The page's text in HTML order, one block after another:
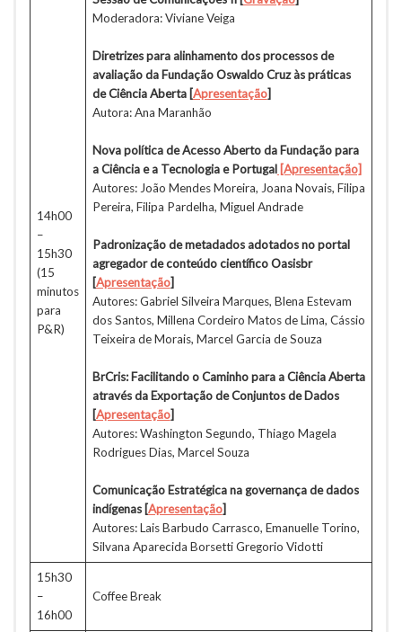
14h00
–
15h30
(15
minutos
para
P&R)
Moderadora: Viviane Veiga
Diretrizes para alinhamento dos processos de
avaliação da Fundação Oswaldo Cruz às práticas
de Ciência Aberta [Apresentação]
Autora: Ana Maranhão
Nova política de Acesso Aberto da Fundação para
a Ciência e a Tecnologia e Portugal[Apresentação]
Autores: João Mendes Moreira, Joana Novais, Filipa
Pereira, Filipa Pardelha, Miguel Andrade
Padronização de metadados adotados no portal
agregador de conteúdo científico Oasisbr
[Apresentação]
Autores: Gabriel Silveira Marques, Blena Estevam
dos Santos, Millena Cordeiro Matos de Lima, Cássio
Teixeira de Morais, Marcel Garcia de Souza
BrCris: Facilitando o Caminho para a Ciência Aberta
através da Exportação de Conjuntos de Dados
[Apresentação]
Autores: Washington Segundo, Thiago Magela
Rodrigues Dias, Marcel Souza
Comunicação Estratégica na governança de dados
indígenas [Apresentação]
Autores: Lais Barbudo Carrasco, Emanuelle Torino,
Silvana Aparecida Borsetti Gregorio Vidotti
15h30
–
16h00
Coffee Break